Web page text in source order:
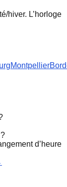
hiver. L’horloge
Montpellier
d’heure